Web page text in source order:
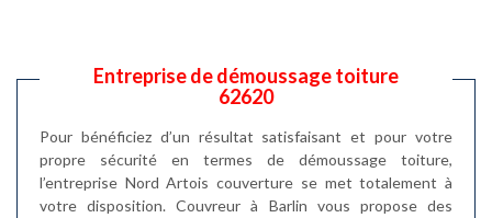
Entreprise de démoussage toiture
62620
Pour bénéficiez d’un résultat satisfaisant et pour votre
propre sécurité en termes de démoussage toiture,
l’entreprise Nord Artois couverture se met totalement à
votre disposition. Couvreur à Barlin vous propose des